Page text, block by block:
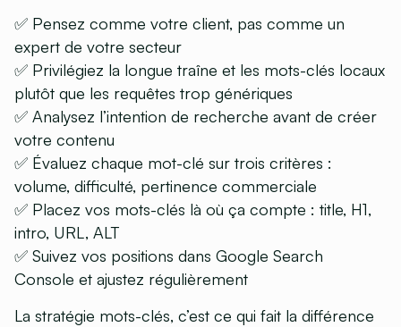
✅ Pensez comme votre client, pas comme un
expert de votre secteur
✅ Privilégiez la longue traîne et les mots-clés locaux
plutôt que les requêtes trop génériques
✅ Analysez l’intention de recherche avant de créer
votre contenu
✅ Évaluez chaque mot-clé sur trois critères :
volume, difficulté, pertinence commerciale
✅ Placez vos mots-clés là où ça compte : title, H1,
intro, URL, ALT
✅ Suivez vos positions dans Google Search
Console et ajustez régulièrement
La stratégie mots-clés, c’est ce qui fait la différence